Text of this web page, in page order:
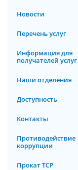
Новости
Перечень услуг
Информация для
получателей услуг
Наши отделения
Доступность
Контакты
Противодействие
коррупции
Прокат ТСР